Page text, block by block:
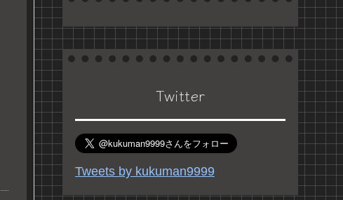
Twitter
Tweets by kukuman9999